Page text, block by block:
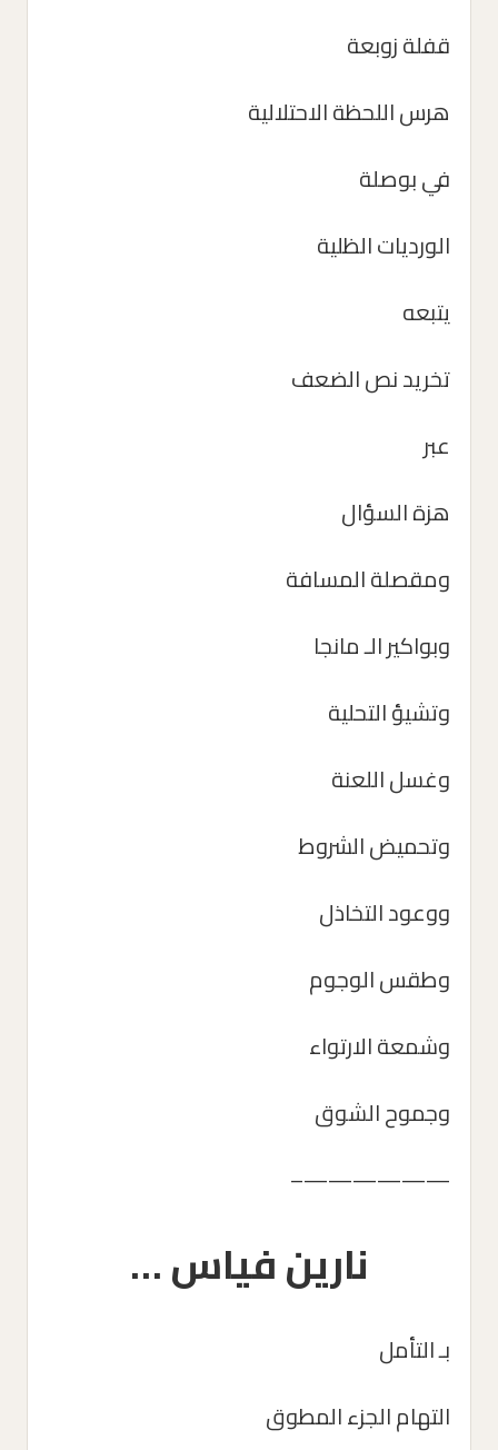
قفلة زوبعة
هرس اللحظة الاحتلالية
في بوصلة
الورديات الظلية
يتبعه
تخريد نص الضعف
عبر
هزة السؤال
ومقصلة المسافة
وبواكير الـ مانجا
وتشيؤ التحلية
وغسل اللعنة
وتحميض الشروط
ووعود التخاذل
وطقس الوجوم
وشمعة الارتواء
وجموح الشوق
——————–
نارين فياس …
بـ التأمل
التهام الجزء المطوق